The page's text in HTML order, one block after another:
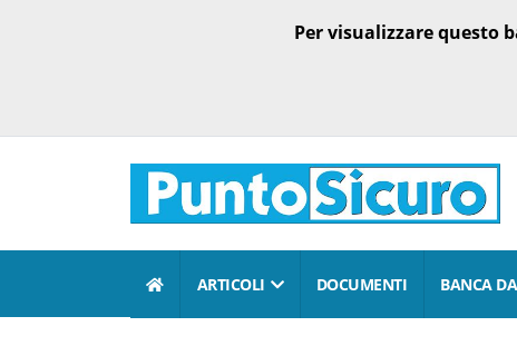
Per visualizzare questo
ARTICOLI DOCUMENTI BANCA